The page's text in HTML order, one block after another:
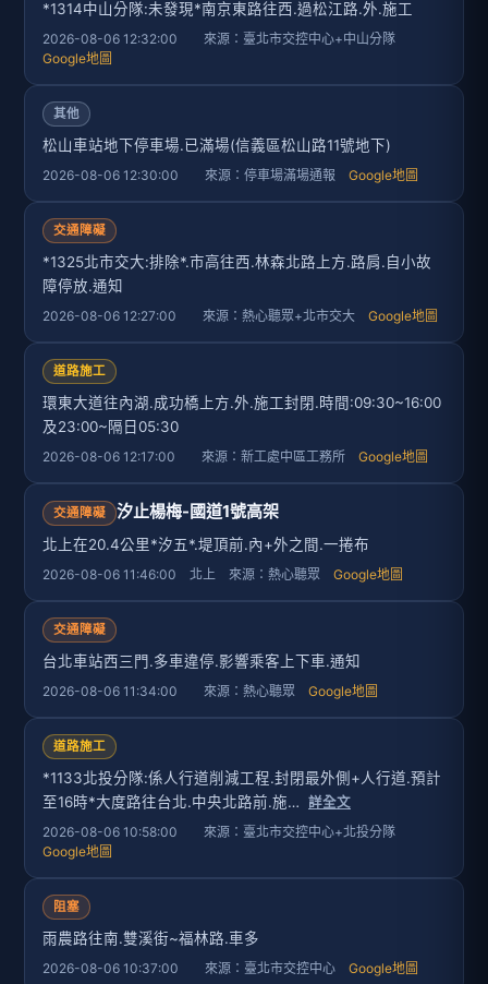
*1314中山分隊:未發現*南京東路往西.過松江路.外.施工
2026-08-06 12:32:00 來源：臺北市交控中心+中山分隊
Google地圖
其他
松山車站地下停車場.已滿場(信義區松山路11號地下)
2026-08-06 12:30:00 來源：停車場滿場通報 Google地圖
交通障礙
*1325北市交大:排除*.市高往西.林森北路上方.路肩.自小故
障停放.通知
2026-08-06 12:27:00 來源：熱心聽眾+北市交大 Google地圖
道路施工
環東大道往內湖.成功橋上方.外.施工封閉.時間:09:30~16:00
及23:00~隔日05:30
2026-08-06 12:17:00 來源：新工處中區工務所 Google地圖
交通障礙 汐止楊梅-國道1號高架
北上在20.4公里*汐五*.堤頂前.內+外之間.一捲布
2026-08-06 11:46:00 北上 來源：熱心聽眾 Google地圖
交通障礙
台北車站西三門.多車違停.影響乘客上下車.通知
2026-08-06 11:34:00 來源：熱心聽眾 Google地圖
道路施工
*1133北投分隊:係人行道削減工程.封閉最外側+人行道.預計
至16時*大度路往台北.中央北路前.施… 詳全文
2026-08-06 10:58:00 來源：臺北市交控中心+北投分隊
Google地圖
阻塞
雨農路往南.雙溪街~福林路.車多
2026-08-06 10:37:00 來源：臺北市交控中心 Google地圖